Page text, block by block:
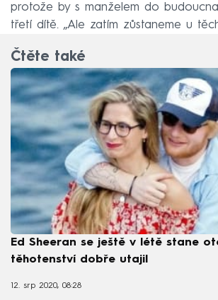
protože by s manželem do
třetí dítě. „Ale zatím zůstaneme u
Čtěte také
Ed Sheeran se ještě v létě stane
těhotenství dobře utajil
12. srp 2020, 08:28